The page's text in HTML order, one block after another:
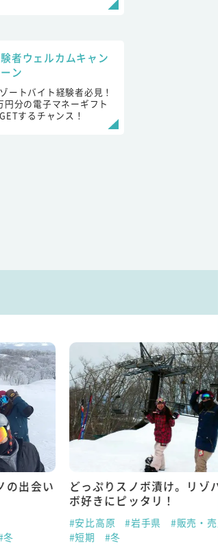
者ウェルカムキャン
ン
ートバイト経験者必見！
円分の電子マネーギフト
するチャンス！
の出会い
冬
どっぷりスノボ漬け。リゾ
ボ好きにピッタリ！
#安比高原 #岩手県
#販売・
#短期
#冬